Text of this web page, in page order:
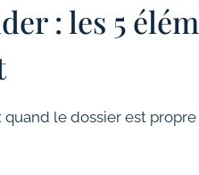
: les 5
le dossier est